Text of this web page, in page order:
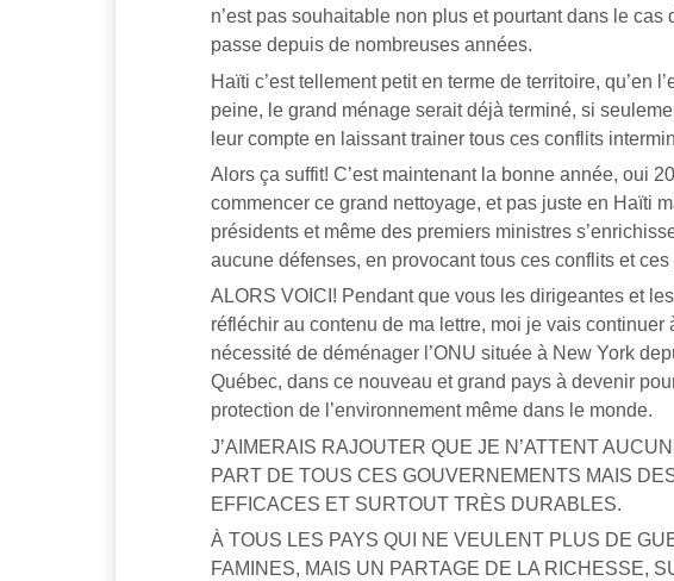
n’est pas souhaitable non plus et pourtant dans le cas
passe depuis de nombreuses années.
Haïti c’est tellement petit en terme de territoire, qu’en
peine, le grand ménage serait déjà terminé, si
leur compte en laissant trainer tous ces conflits
Alors ça suffit! C’est maintenant la bonne année, oui
commencer ce grand nettoyage, et pas juste en Haïti
présidents et même des premiers ministres
aucune défenses, en provocant tous ces conflits et ces
ALORS VOICI! Pendant que vous les dirigeantes et
réfléchir au contenu de ma lettre, moi je vais continuer
nécessité de déménager l’ONU située à New York
Québec, dans ce nouveau et grand pays à devenir
protection de l’environnement même dans le monde.
J’AIMERAIS RAJOUTER QUE JE N’ATTENT
PART DE TOUS CES GOUVERNEMENTS MAIS
EFFICACES ET SURTOUT TRÈS DURABLES.
À TOUS LES PAYS QUI NE VEULENT PLUS DE
FAMINES, MAIS UN PARTAGE DE LA RICHESSE,